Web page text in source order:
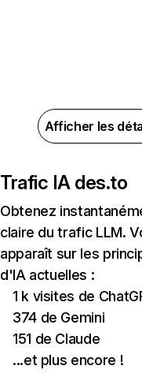
Afficher les
Trafic IA des.to
Obtenez
claire du trafic LLM.
apparaît sur les
d'IA actuelles :
1 k visites de
374 de Gemini
151 de Claude
...et plus encore !